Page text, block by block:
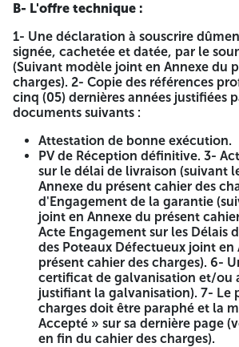
ALLOTISSEMENT :
La présente opération est constituée
ETENDUE DU BESOIN :
| 01 | Poteaux métalliques – Hauteur
Poteaux métalliques – Hauteur 7
métalliques – Hauteur 8 mètres.
ELIGIBILITE DES
Le présent cahier des charges
soumissionnaires spécialisés dans le
conformément au cahier des
Les entreprises intéressées par le
peuvent retirer le cahier des charges
contractante d'Algérie Télécom à
Direction Opérationnelle des
Relizane
B- L'offre technique :
1- Une déclaration à souscrire
signée, cachetée et datée, par le
(Suivant modèle joint en Annexe du
charges). 2- Copie des références
cinq (05) dernières années justifiées
documents suivants :
Attestation de bonne exécution.
PV de Réception définitive. 3-
sur le délai de livraison (suivant
Annexe du présent cahier des
d'Engagement de la garantie
joint en Annexe du présent
Acte Engagement sur les Délais
des Poteaux Défectueux joint en
présent cahier des charges). 6-
certificat de galvanisation et/ou
justifiant la galvanisation). 7- Le
charges doit être paraphé et la
Accepté » sur sa dernière page
en fin du cahier des charges).